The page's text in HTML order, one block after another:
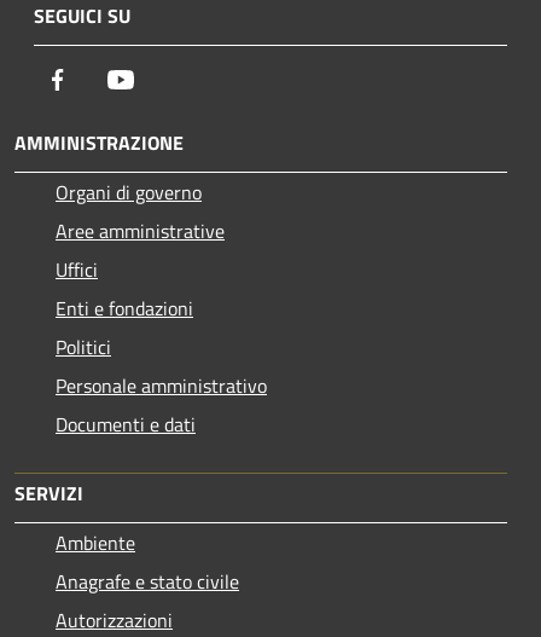
SEGUICI SU
Facebook
AMMINISTRAZIONE
Organi di governo
Aree amministrative
Uffici
Enti e fondazioni
Politici
Personale amministrativo
Documenti e dati
SERVIZI
Ambiente
Anagrafe e stato civile
Autorizzazioni